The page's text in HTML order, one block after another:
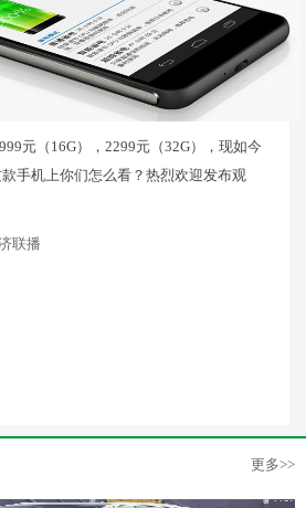
元（16G），2299元（32G），现如今
手机上你们怎么看？热烈欢迎发布观
联播
更多>>